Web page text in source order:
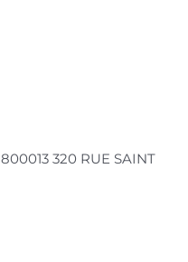
320 RUE SAINT